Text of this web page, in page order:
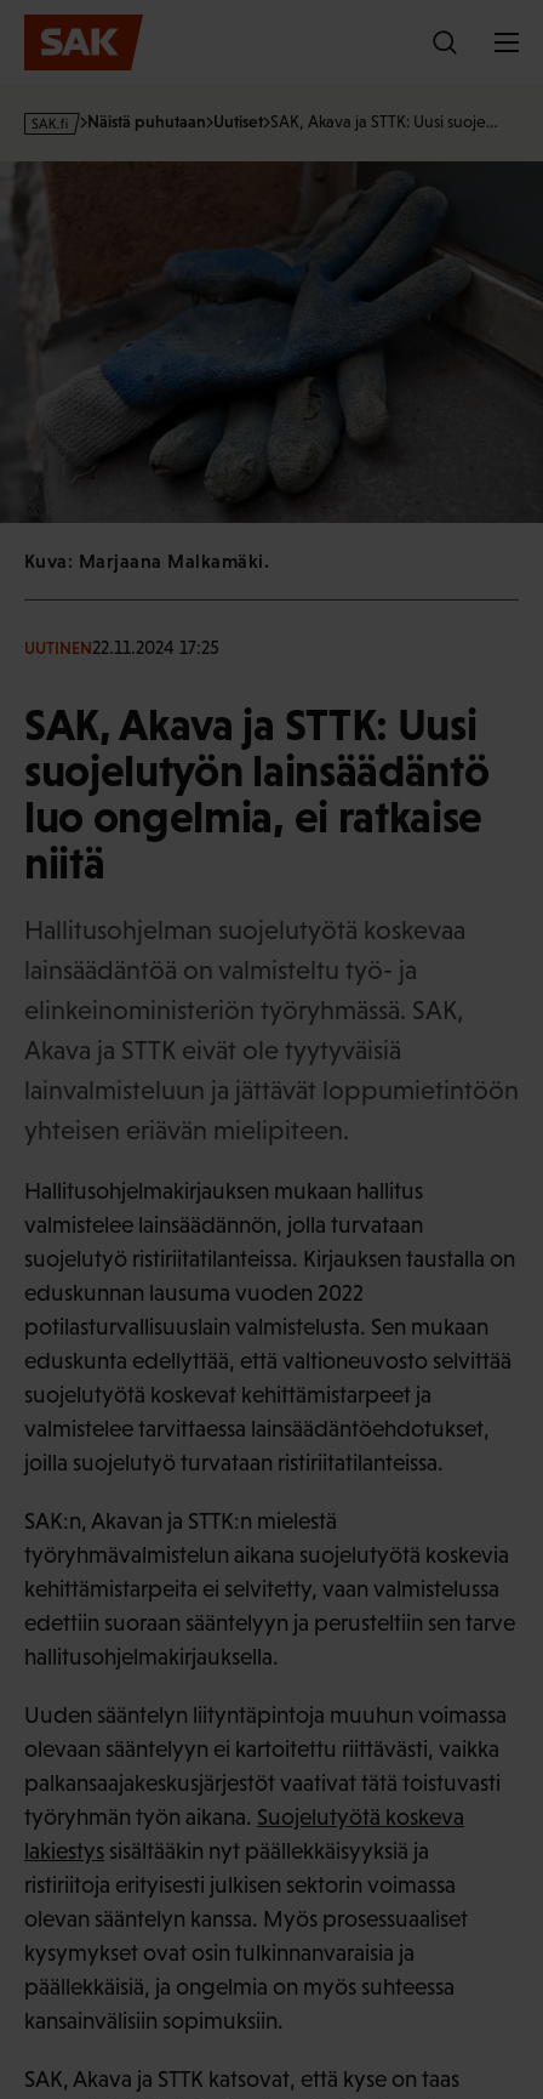
Hyppää
sisältöön
s
Näistä puhutaan Uutiset SAK, Akava ja STTK: Uusi suoje…
Kuva: Marjaana Malkamäki.
UUTINEN22.11.2024 17:25
SAK, Akava ja STTK: Uusi
suojelutyön lainsäädäntö
luo ongelmia, ei ratkaise
niitä
Hallitusohjelman suojelutyötä koskevaa
lainsäädäntöä on valmisteltu työ- ja
elinkeinoministeriön työryhmässä. SAK,
Akava ja STTK eivät ole tyytyväisiä
lainvalmisteluun ja jättävät loppumietintöön
yhteisen eriävän mielipiteen.
Hallitusohjelmakirjauksen mukaan hallitus
valmistelee lainsäädännön, jolla turvataan
suojelutyö ristiriitatilanteissa. Kirjauksen taustalla on
eduskunnan lausuma vuoden 2022
potilasturvallisuuslain valmistelusta. Sen mukaan
eduskunta edellyttää, että valtioneuvosto selvittää
suojelutyötä koskevat kehittämistarpeet ja
valmistelee tarvittaessa lainsäädäntöehdotukset,
joilla suojelutyö turvataan ristiriitatilanteissa.
SAK:n, Akavan ja STTK:n mielestä
työryhmävalmistelun aikana suojelutyötä koskevia
kehittämistarpeita ei selvitetty, vaan valmistelussa
edettiin suoraan sääntelyyn ja perusteltiin sen tarve
hallitusohjelmakirjauksella.
Uuden sääntelyn liityntäpintoja muuhun voimassa
olevaan sääntelyyn ei kartoitettu riittävästi, vaikka
palkansaajakeskusjärjestöt vaativat tätä toistuvasti
työryhmän työn aikana. Suojelutyötä koskeva
lakiestys sisältääkin nyt päällekkäisyyksiä ja
ristiriitoja erityisesti julkisen sektorin voimassa
olevan sääntelyn kanssa. Myös prosessuaaliset
kysymykset ovat osin tulkinnanvaraisia ja
päällekkäisiä, ja ongelmia on myös suhteessa
kansainvälisiin sopimuksiin.
SAK, Akava ja STTK katsovat, että kyse on taas